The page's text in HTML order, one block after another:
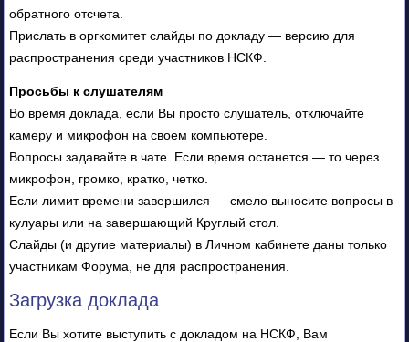
обратного отсчета.
Прислать в оргкомитет слайды по докладу — версию для
распространения среди участников НСКФ.
Просьбы к слушателям
Во время доклада, если Вы просто слушатель, отключайте
камеру и микрофон на своем компьютере.
Вопросы задавайте в чате. Если время останется — то через
микрофон, громко, кратко, четко.
Если лимит времени завершился — смело выносите вопросы в
кулуары или на завершающий Круглый стол.
Слайды (и другие материалы) в Личном кабинете даны только
участникам Форума, не для распространения.
Загрузка доклада
Если Вы хотите выступить с докладом на НСКФ, Вам